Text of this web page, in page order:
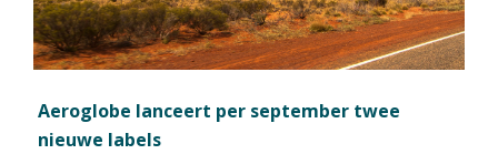
Aeroglobe lanceert per september twee
nieuwe labels